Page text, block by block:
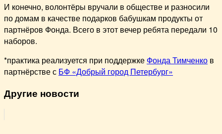
И конечно, волонтёры вручали в обществе и разносили
по домам в качестве подарков бабушкам продукты от
партнёров Фонда. Всего в этот вечер ребята передали 10
наборов.
*практика реализуется при поддержке Фонда Тимченко в
партнёрстве с БФ «Добрый город Петербург»
Другие новости